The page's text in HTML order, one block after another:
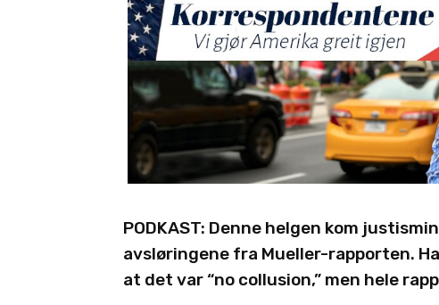
PODKAST: Denne helgen kom
avsløringene fra Mueller-rapporten.
at det var “no collusion,” men hele